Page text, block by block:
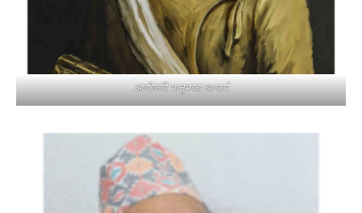
आदीकवि भानुभक्त आचार्य